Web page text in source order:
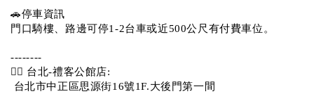
🚗停車資訊
門口騎樓、路邊可停1-2台車或近500公尺有付費車位。
--------
💁‍♀️ 台北-禮客公館店:
台北市中正區思源街16號1F.大後門第一間